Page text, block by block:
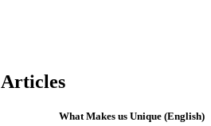
Articles
(English) What Makes us Unique